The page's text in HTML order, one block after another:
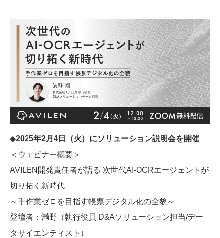
◆2025年2月4日（火）にソリューション説明会を開催
＜ウェビナー概要＞
AVILEN開発責任者が語る 次世代AI-OCRエージェントが
切り拓く新時代
～手作業ゼロを目指す帳票デジタル化の全貌～
登壇者：満野（執行役員 D&Aソリューション担当/デー
タサイエンティスト）